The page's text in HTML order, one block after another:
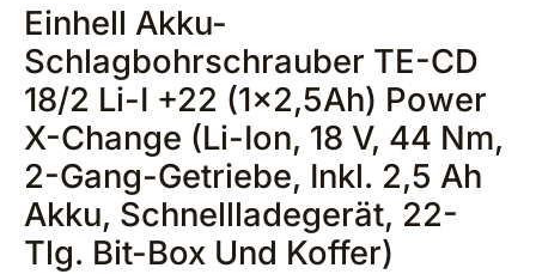
Einhell Akku-
Schlagbohrschrauber TE-CD
18/2 Li-I +22 (1×2,5Ah) Power
X-Change (Li-Ion, 18 V, 44 Nm,
2-Gang-Getriebe, Inkl. 2,5 Ah
Akku, Schnellladegerät, 22-
Tlg. Bit-Box Und Koffer)